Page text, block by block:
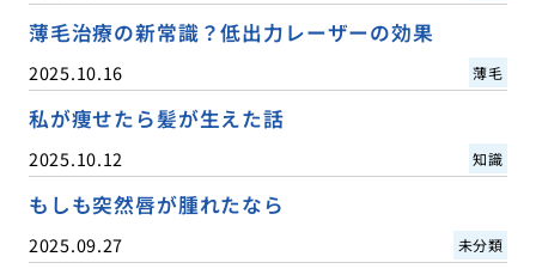
薄毛治療の新常識？低出力レーザーの効果
2025.10.16 薄毛
私が痩せたら髪が生えた話
2025.10.12 知識
もしも突然唇が腫れたなら
2025.09.27 未分類